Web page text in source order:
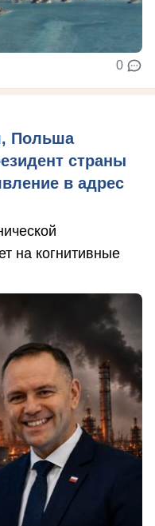
0
Польша
страны
в адрес
на когнитивные